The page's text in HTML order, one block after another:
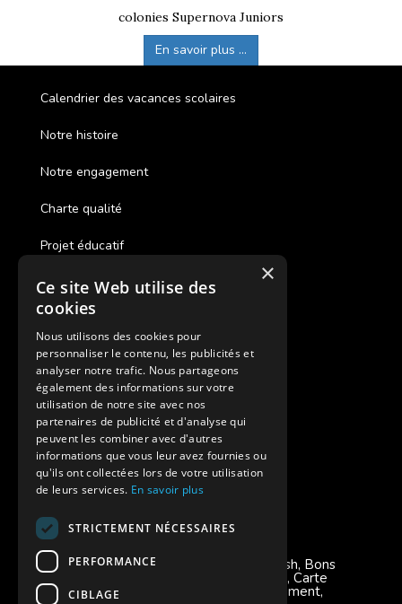
colonies Supernova Juniors
En savoir plus ...
Calendrier des vacances scolaires
Notre histoire
Notre engagement
Charte qualité
Projet éducatif
Des colonies de vacances inclusives
Assurances annulations
Aides financières pour partir en colonie
Charte de confidentialité
Vacances Adaptées Adulte Supernova
Modes de règlement acceptés
Chèque, Virement, Espèces, Mandats cash, Bons
CAF, Conseil général, Chèques vacances, Carte
bancaire, Prise en charge reçu sans règlement,
×
Ce site Web utilise des
cookies
Nous utilisons des cookies pour
personnaliser le contenu, les publicités et
analyser notre trafic. Nous partageons
également des informations sur votre
utilisation de notre site avec nos
partenaires de publicité et d'analyse qui
peuvent les combiner avec d'autres
informations que vous leur avez fournies ou
qu'ils ont collectées lors de votre utilisation
de leurs services. En savoir plus
STRICTEMENT NÉCESSAIRES
PERFORMANCE
CIBLAGE